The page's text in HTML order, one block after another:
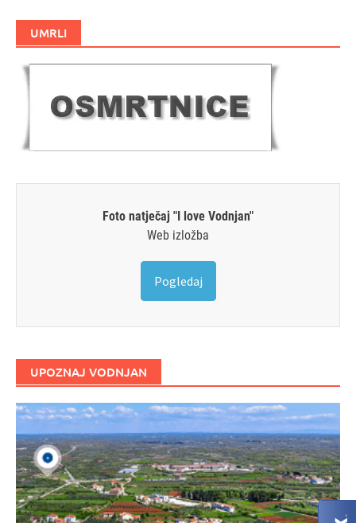
UMRLI
Foto natječaj "I love Vodnjan"
Web izložba
Pogledaj
UPOZNAJ VODNJAN